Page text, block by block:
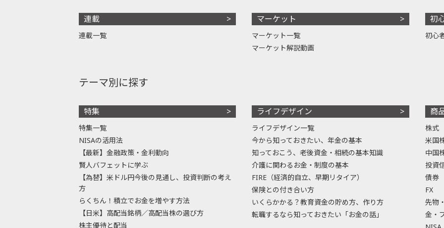
連載
連載一覧
マーケット
マーケット一覧
マーケット解説動画
初
初心
テーマ別に探す
特集
特集一覧
NISAの活用法
【最新】金融政策・金利動向
賢人バフェットに学ぶ
【為替】米ドル円今後の見通し、投資判断の考え
方
らくちん！積立でお金を増やす方法
【日米】高配当銘柄／高配当株の選び方
株主優待と配当
ライフデザイン
ライフデザイン一覧
今から知っておきたい、年金の基本
知っておこう、老後資金・相続の基本知識
介護に関わるお金・制度の基本
FIRE（経済的自立、早期リタイア）
保険との付き合い方
いくらかかる？教育資金の貯め方、作り方
転職するなら知っておきたい「お金の話」
商
株式
米国
中国
投資
債券
FX
先物
金・